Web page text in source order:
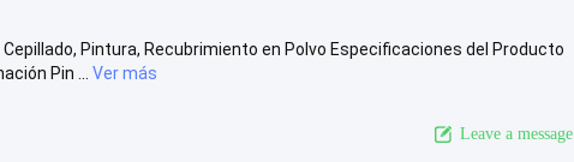
Pintura, Recubrimiento en Polvo Especificaciones del Producto
Pin ...
Ver más
Leave a message